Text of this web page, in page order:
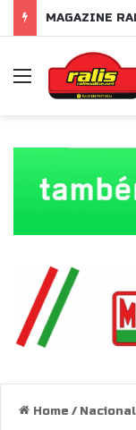
Menu
Home / Nacional